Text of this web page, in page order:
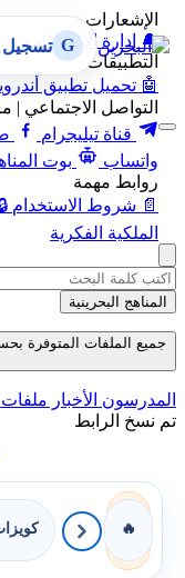
الإشعارات
🔔 إدارة الإشعارات
التطبيقات
🤖 تحميل تطبيق
التواصل الاجتماعي |
قناة تيليجرام
واتساب
بوت
روابط مهمة
📄 شروط الاستخدام 🔒
الملكية الفكرية
G تسجيل
المناهج البحرينية
المدرسون الأخبار ملفات
تم نسخ الرابط
🔥